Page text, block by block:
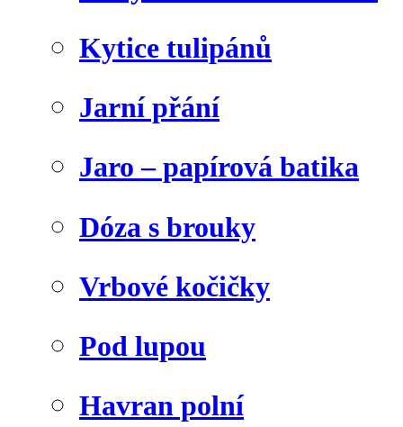
Kytice tulipánů
Jarní přání
Jaro – papírová batika
Dóza s brouky
Vrbové kočičky
Pod lupou
Havran polní